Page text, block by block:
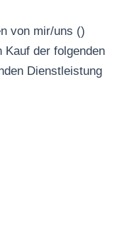
von mir/uns ()
Kauf der folgenden
Dienstleistung